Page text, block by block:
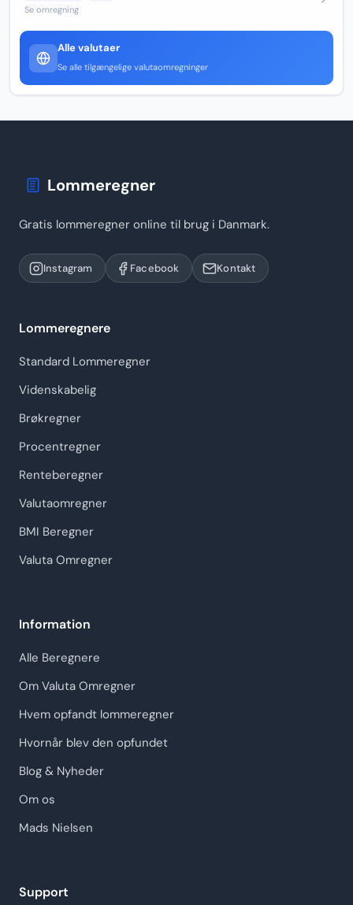
Se omregning
Alle valutaer
Se alle tilgængelige valutaomregninger
Lommeregner
Gratis lommeregner online til brug i Danmark.
Instagram Facebook Kontakt
Lommeregnere
Standard Lommeregner
Videnskabelig
Brøkregner
Procentregner
Renteberegner
Valutaomregner
BMI Beregner
Valuta Omregner
Information
Alle Beregnere
Om Valuta Omregner
Hvem opfandt lommeregner
Hvornår blev den opfundet
Blog & Nyheder
Om os
Mads Nielsen
Support